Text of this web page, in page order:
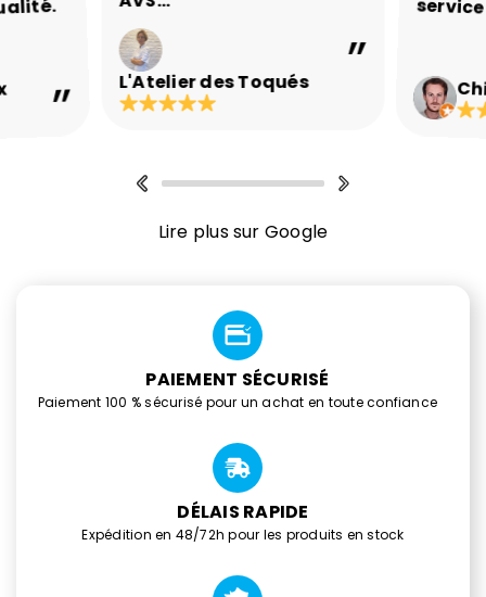
L'Atelier des Toqués
Lire plus sur Google
PAIEMENT SÉCURISÉ
Paiement 100 % sécurisé pour un achat en toute confiance
DÉLAIS RAPIDE
Expédition en 48/72h pour les produits en stock